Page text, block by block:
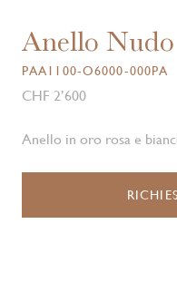
Anello
PAA1100-O6000-000PA
CHF 2’600
Anello in oro rosa e